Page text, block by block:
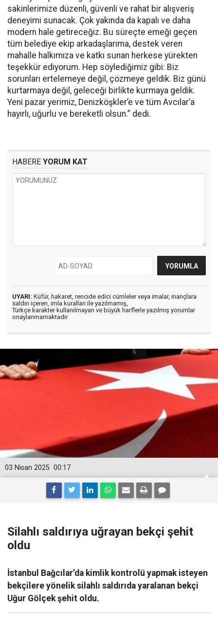
sakinlerimize düzenli, güvenli ve rahat bir alışveriş
deneyimi sunacak. Çok yakında da kapalı ve daha
modern hale getireceğiz. Bu süreçte emeği geçen
tüm belediye ekip arkadaşlarıma, destek veren
mahalle halkımıza ve katkı sunan herkese yürekten
teşekkür ediyorum. Hep söylediğimiz gibi: Biz
sorunları ertelemeye değil, çözmeye geldik. Biz günü
kurtarmaya değil, geleceği birlikte kurmaya geldik.
Yeni pazar yerimiz, Denizköşkler’e ve tüm Avcılar’a
hayırlı, uğurlu ve bereketli olsun.” dedi.
HABERE YORUM KAT
UYARI: Küfür, hakaret, rencide edici cümleler veya imalar, inançlara
saldırı içeren, imla kuralları ile yazılmamış,
Türkçe karakter kullanılmayan ve büyük harflerle yazılmış yorumlar
onaylanmamaktadır.
00:17
03 Nisan 2025
Silahlı saldırıya uğrayan bekçi şehit
oldu
İstanbul Bağcılar’da kimlik kontrolü yapmak isteyen
bekçilere yönelik silahlı saldırıda yaralanan bekçi
Uğur Gölçek şehit oldu.